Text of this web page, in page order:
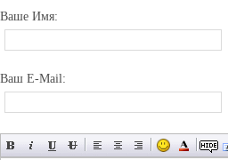
Ваше Имя:
Ваш E-Mail: